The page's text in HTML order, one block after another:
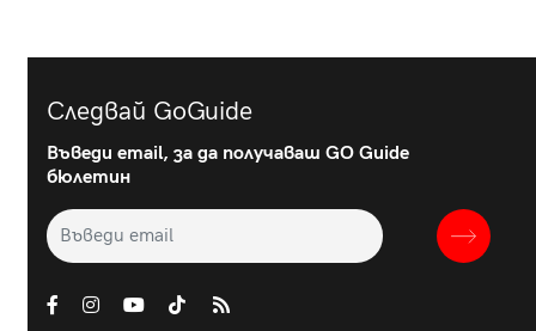
Следвай GoGuide
Въведи email, за да получаваш GO Guide
бюлетин